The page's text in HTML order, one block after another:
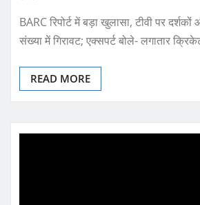
BARC रिपोर्ट में बड़ा खुलासा, टीवी पर दर्शकों
संख्या में गिरावट; एक्सपर्ट बोले- लगातार
READ MORE